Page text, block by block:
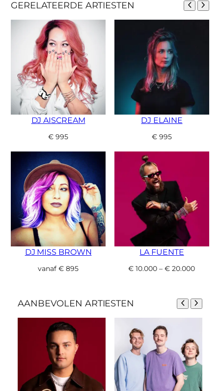
duidelijk aanspreekpunt voor aanvraag, offerte en verdere
productie.
GERELATEERDE ARTIESTEN
DJ AISCREAM
€ 995
DJ ELAINE
€995
DJ MISS BROWN
vanaf€ 895
LA FUENTE
€ 10.000 –€ 20.000
AANBEVOLEN ARTIESTEN